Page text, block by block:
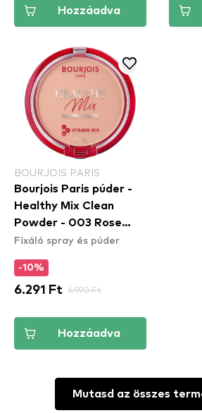
Hozzáadva
BOURJOIS PARIS
Bourjois Paris púder -
Healthy Mix Clean
Powder - 003 Rose
Beige
Fixáló spray és púder
-10%
6.291 Ft 6.990 Ft
Hozzáadva
Mutasd az összes